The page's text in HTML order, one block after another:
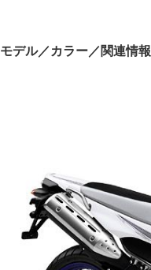
モデル／カラー／関連情報